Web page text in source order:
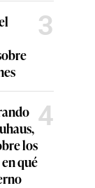
3
los
qué
4